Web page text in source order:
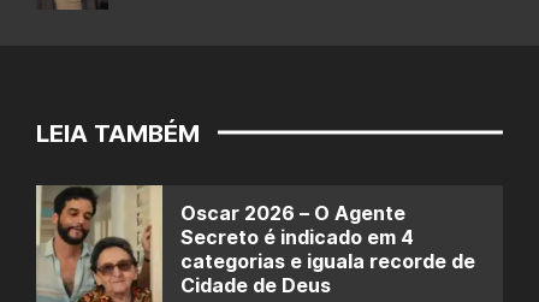
LEIA TAMBÉM
Oscar 2026 – O Agente
Secreto é indicado em 4
categorias e iguala recorde de
Cidade de Deus